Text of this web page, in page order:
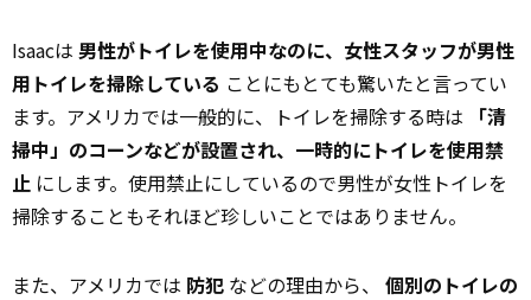
Isaacは 男性がトイレを使用中なのに、女性スタッフが男性
用トイレを掃除している ことにもとても驚いたと言ってい
ます。アメリカでは一般的に、トイレを掃除する時は
「清
掃中」のコーンなどが設置され、一時的にトイレを使用禁
止 にします。使用禁止にしているので男性が女性トイレを
掃除することもそれほど珍しいことではありません。
また、アメリカでは 防犯 などの理由から、 個別のトイレの